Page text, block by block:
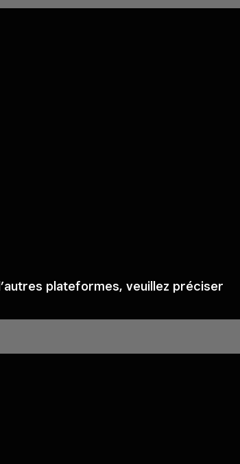
plateformes, veuillez préciser